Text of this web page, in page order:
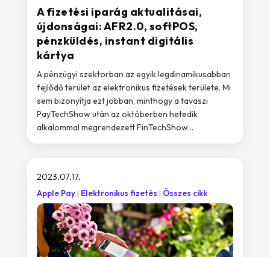
A fizetési iparág aktualitásai,
újdonságai: AFR2.0, softPOS,
pénzküldés, instant digitális
kártya
A pénzügyi szektorban az egyik legdinamikusabban
fejlődő terület az elektronikus fizetések területe. Mi
sem bizonyítja ezt jobban, minthogy a tavaszi
PayTechShow után az októberben hetedik
alkalommal megrendezett FinTechShow...
2023.07.17.
Apple Pay Elektronikus fizetés Összes cikk